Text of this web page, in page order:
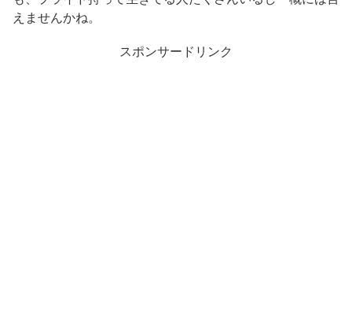
えませんかね。
スポンサードリンク